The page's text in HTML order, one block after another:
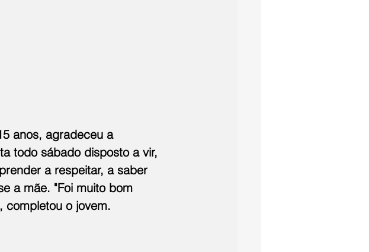
anos, agradeceu a
todo sábado disposto a vir,
a respeitar, a saber
a mãe. "Foi muito bom
completou o jovem.